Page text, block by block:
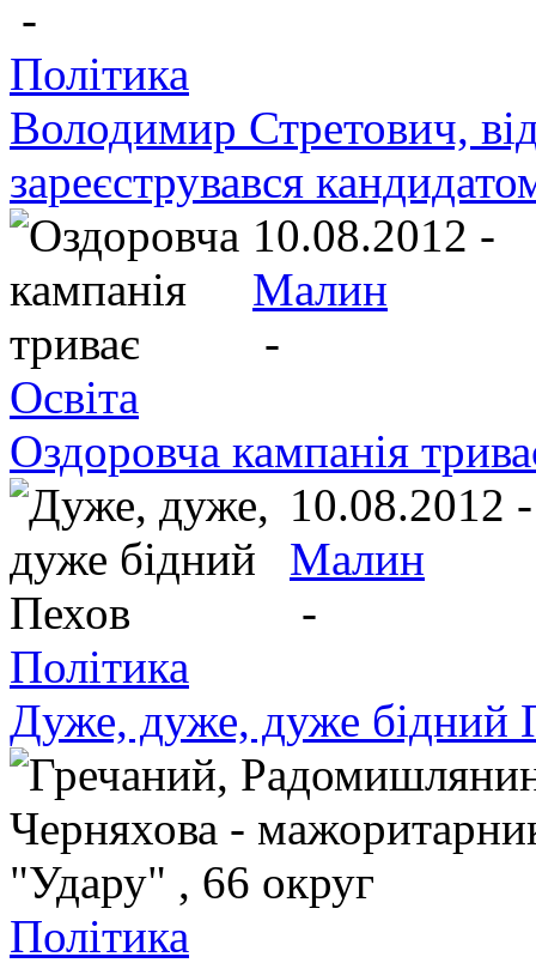
-
Політика
Володимир Стретович,
зареєструвався
10.08.2012 -
Малин
-
Освіта
Оздоровча кампанія
10.08.2012
Малин
-
Політика
Дуже, дуже, дуже бідний
Політика